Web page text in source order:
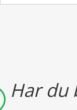
Har du